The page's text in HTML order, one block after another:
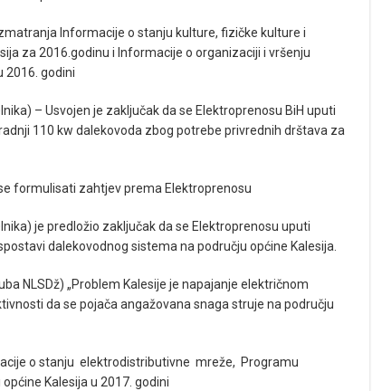
Informacije o stanju kulture, fizičke kulture i
za 2016.godinu i Informacije o organizaciji i vršenju
2016. godini
– Usvojen je zaključak da se Elektroprenosu BiH uputi
110 kw dalekovoda zbog potrebe privrednih drštava za
formulisati zahtjev prema Elektroprenosu
je predložio zaključak da se Elektroprenosu uputi
dalekovodnog sistema na području općine Kalesija.
NLSDž) „Problem Kalesije je napajanje električnom
da se pojača angažovana snaga struje na području
o stanju elektrodistributivne mreže, Programu
Kalesija u 2017. godini